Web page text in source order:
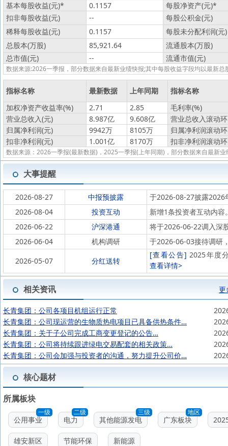
基本每股收益(元)* 0.1157 每股净资产(元)*
扣非每股收益(元)
--
每股公积金(元)
稀释每股收益(元)
0.1157
每股未分配利润(元)
总股本(万股)
85,921.64
流通股本(万股)
总市值(元)
-- 流通市值(元)
数据来源:2026一季报，部分数据来自最新业绩快报;其中每股收益字段均以最新
指标名称 最新数据 上年同期
指标名称
加权净资产收益率(%)
2.71 2.85
毛利率(%)
营业总收入(元)
8.987亿 9.608亿
营业总收入滚动
归属净利润(元)
9942万 8105万
归属净利润滚动
扣非净利润(元)
1.001亿 8170万 扣非净利润滚动
数据来源：2026一季报(最新数据)，2025一季报(上年同期)，部分数据来自最新业
大事提醒
2026-08-27 中报预披露
于2026-08-27披露2026
2026-08-04
投资互动
新增1条投资者互动内容
2026-06-22
沪深港通
将于2026-06-22调入深
2026-06-04
机构调研
于2026-06-03接待调研
2026-05-07
分红送转
[查看公告] 2025年度
查看详情>
相关资讯 更
长青集团：公司各项目机组运行正常
长青集团：公司现运营的生物质热电项目已具备供热条件…
长青集团：关于子公司完成工商变更登记的公告…
长青集团：公司将持续跟进绿电交易配套的相关政策…
长青集团：公司会加强与投资者的沟通，努力提升公司价…
核心题材
所属板块
一级
公用事业
二级
电力
三级
其他能源发电
地区
广东板块
雄安新区 节能环保 新能源